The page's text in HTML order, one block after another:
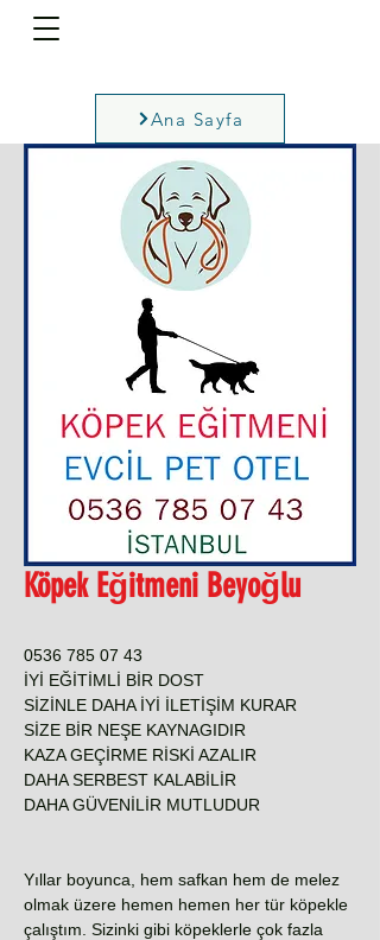
Ana Sayfa
Köpek Eğitmeni Beyoğlu
0536 785 07 43
İYİ EĞİTİMLİ BİR DOST
SİZİNLE DAHA İYİ İLETİŞİM KURAR
SİZE BİR NEŞE KAYNAGIDIR
KAZA GEÇİRME RİSKİ AZALIR
DAHA SERBEST KALABİLİR
DAHA GÜVENİLİR MUTLUDUR
Yıllar boyunca, hem safkan hem de melez
olmak üzere hemen hemen her tür köpekle
çalıştım. Sizinki gibi köpeklerle çok fazla